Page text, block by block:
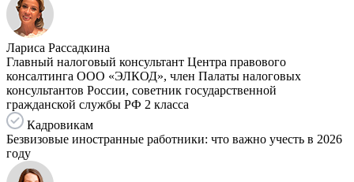
Лариса Рассадкина
Главный налоговый консультант Центра правового
консалтинга ООО «ЭЛКОД», член Палаты налоговых
консультантов России, советник государственной
гражданской службы РФ 2 класса
Кадровикам
Безвизовые иностранные работники: что важно учесть в 2026
году